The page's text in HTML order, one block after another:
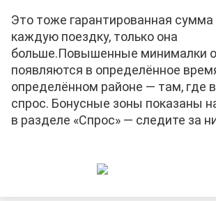
Это тоже гарантированная сумма
каждую поездку, только она
больше.Повышенные минималки
появляются в определённое
определённом районе — там, где
спрос. Бонусные зоны показаны
в разделе «Спрос» — следите за